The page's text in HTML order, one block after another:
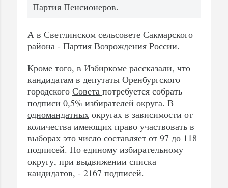
Партия Пенсионеров.
А в Светлинском сельсовете Сакмарского
района - Партия Возрождения России.
Кроме того, в Избиркоме рассказали, что
кандидатам в депутаты Оренбургского
городского Совета потребуется собрать
подписи 0,5% избирателей округа. В
одномандатных округах в зависимости от
количества имеющих право участвовать в
выборах это число составляет от 97 до 118
подписей. По единому избирательному
округу, при выдвижении списка
кандидатов, - 2167 подписей.